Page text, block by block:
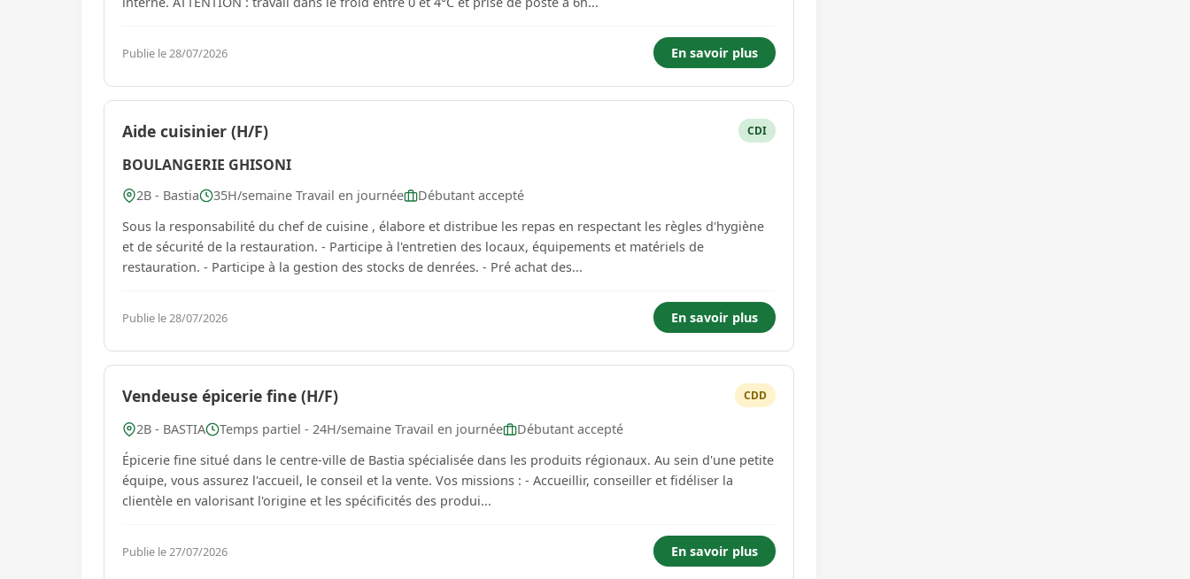
Publie le 28/07/2026 En savoir plus
Aide cuisinier (H/F) CDI
BOULANGERIE GHISONI
2B - Bastia 35H/semaine Travail en journée
Débutant accepté
Sous la responsabilité du chef de cuisine , élabore et distribue les repas en respectant les règles d'hygiène
et de sécurité de la restauration. - Participe à l'entretien des locaux, équipements et matériels de
restauration. - Participe à la gestion des stocks de denrées. - Pré achat des...
Publie le 28/07/2026 En savoir plus
Vendeuse épicerie fine (H/F) CDD
2B - BASTIA Temps partiel - 24H/semaine Travail en journée
Débutant accepté
Épicerie fine situé dans le centre-ville de Bastia spécialisée dans les produits régionaux. Au sein d'une petite
équipe, vous assurez l'accueil, le conseil et la vente. Vos missions : - Accueillir, conseiller et fidéliser la
clientèle en valorisant l'origine et les spécificités des produi...
Publie le 27/07/2026 En savoir plus